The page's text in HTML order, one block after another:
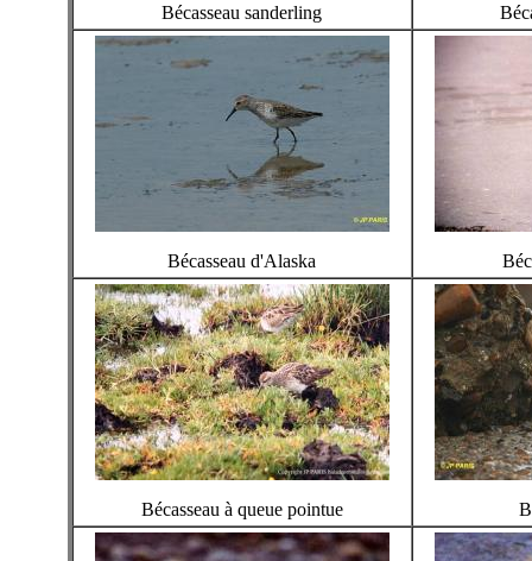
Bécasseau sanderling
Bécasseau d'Alaska
Bécasseau à queue pointue